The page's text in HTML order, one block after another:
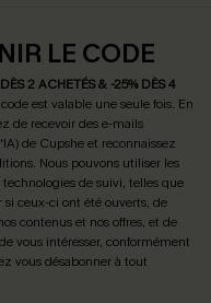
LE CODE
DÈS 2 ACHETÉS & -25% DÈS 4
est valable une seule fois. En
de recevoir des e-mails
de Cupshe et reconnaissez
. Nous pouvons utiliser les
de suivi, telles que
si ceux-ci ont été ouverts, de
contenus et nos offres, et de
vous intéresser, conformément
vous désabonner à tout